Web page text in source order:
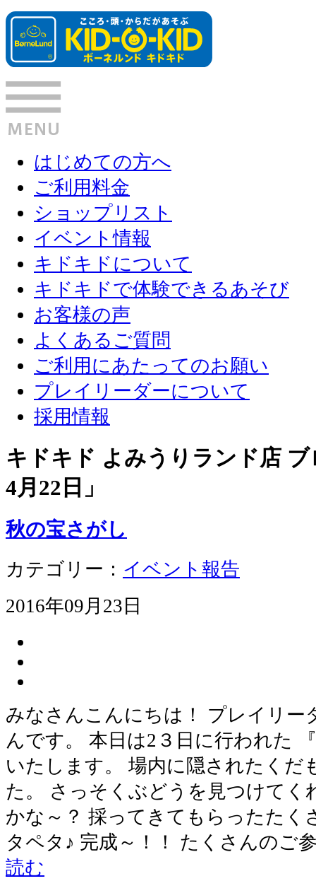
はじめての方へ
ご利用料金
ショップリスト
イベント情報
キドキドについて
キドキドで体験できるあそび
お客様の声
よくあるご質問
ご利用にあたってのお願い
プレイリーダーについて
採用情報
キドキド よみうりランド店
4月22日 」
秋の宝さがし
カテゴリー： イベント報告
2016年09月23日
みなさんこんにちは！ プレイリー
んです。 本日は2３日に行われた
いたします。 場内に隠されたくだ
た。 さっそくぶどうを見つけてく
かな～？ 採ってきてもらったたく
タペタ♪ 完成～！！ たくさんのご
読む